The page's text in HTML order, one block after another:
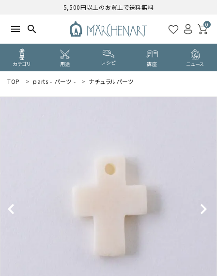
5,500円以上のお買上で送料無料
menu search 0
カテゴリ 用途 レシピ 講座 ニュース
新規会員登録
PURPOSE
TOP parts - パーツ - ナチュラルパーツ